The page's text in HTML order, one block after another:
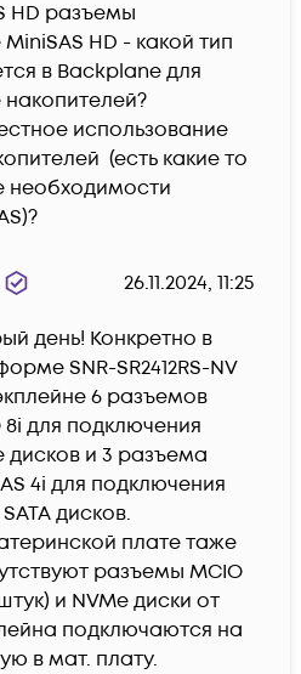
HD разъемы
HD - какой тип
в Backplane для
использование
(есть какие то
необходимости
26.11.2024, 11:25
день! Конкретно в
SNR-SR2412RS-NV
6 разъемов
8i для подключения
дисков и 3 разъема
4i для подключения
дисков.
плате таже
разъемы MCIO
и NVMe диски от
подключаются на
в мат. плату.